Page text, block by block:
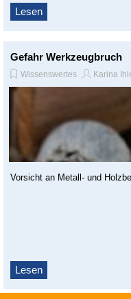
Lesen
Gefahr Werkzeugbruch
Wissenswertes Karina
Vorsicht an Metall- und
Lesen